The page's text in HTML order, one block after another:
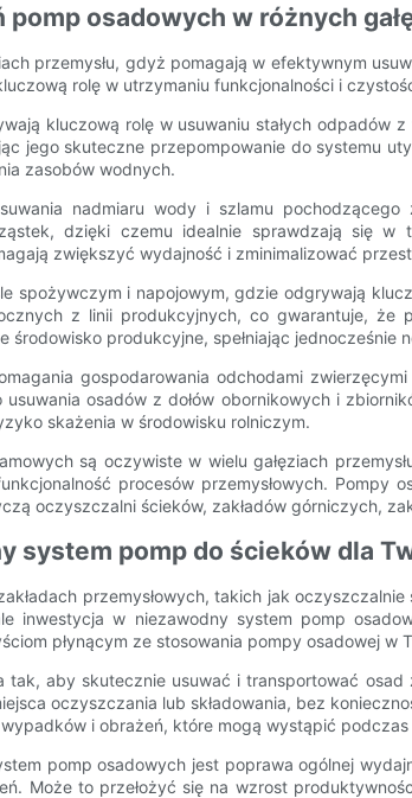
osadowych w różnych
przemysłu, gdyż pomagają w efektywnym
rolę w utrzymaniu funkcjonalności i
kluczową rolę w usuwaniu stałych
jego skuteczne przepompowanie do systemu
zasobów wodnych.
nadmiaru wody i szlamu
dzięki czemu idealnie sprawdzają się
zwiększyć wydajność i zminimalizować
spożywczym i napojowym, gdzie odgrywają
z linii produkcyjnych, co gwarantuje,
produkcyjne, spełniając jednocześnie
gospodarowania odchodami
osadów z dołów obornikowych i
skażenia w środowisku rolniczym.
są oczywiste w wielu gałęziach
procesów przemysłowych. Pompy
oczyszczalni ścieków, zakładów górniczych,
system pomp do ścieków dla
przemysłowych, takich jak
inwestycja w niezawodny system pomp
płynącym ze stosowania pompy osadowej w
aby skutecznie usuwać i transportować
oczyszczania lub składowania, bez
i obrażeń, które mogą wystąpić podczas
pomp osadowych jest poprawa ogólnej
Może to przełożyć się na wzrost